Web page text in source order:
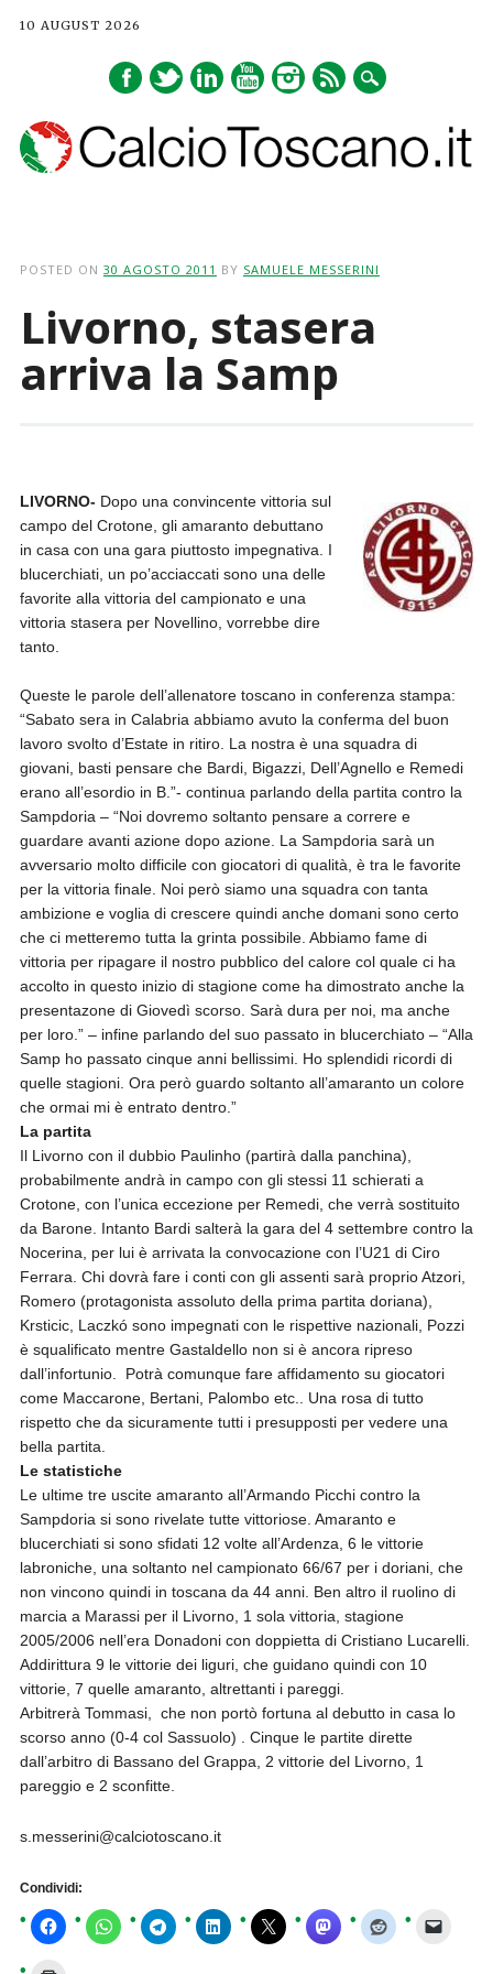
10 AUGUST 2026
POSTED ON 30 AGOSTO 2011 BY SAMUELE MESSERINI
Livorno, stasera
arriva la Samp
LIVORNO- Dopo una convincente vittoria sul
campo del Crotone, gli amaranto debuttano
in casa con una gara piuttosto impegnativa. I
blucerchiati, un po’acciaccati sono una delle
favorite alla vittoria del campionato e una
vittoria stasera per Novellino, vorrebbe dire
tanto.
Queste le parole dell’allenatore toscano in conferenza stampa:
“Sabato sera in Calabria abbiamo avuto la conferma del buon
lavoro svolto d’Estate in ritiro. La nostra è una squadra di
giovani, basti pensare che Bardi, Bigazzi, Dell’Agnello e Remedi
erano all’esordio in B.”- continua parlando della partita contro la
Sampdoria – “Noi dovremo soltanto pensare a correre e
guardare avanti azione dopo azione. La Sampdoria sarà un
avversario molto difficile con giocatori di qualità, è tra le favorite
per la vittoria finale. Noi però siamo una squadra con tanta
ambizione e voglia di crescere quindi anche domani sono certo
che ci metteremo tutta la grinta possibile. Abbiamo fame di
vittoria per ripagare il nostro pubblico del calore col quale ci ha
accolto in questo inizio di stagione come ha dimostrato anche la
presentazone di Giovedì scorso. Sarà dura per noi, ma anche
per loro.” – infine parlando del suo passato in blucerchiato – “Alla
Samp ho passato cinque anni bellissimi. Ho splendidi ricordi di
quelle stagioni. Ora però guardo soltanto all’amaranto un colore
che ormai mi è entrato dentro.”
La partita
Il Livorno con il dubbio Paulinho (partirà dalla panchina),
probabilmente andrà in campo con gli stessi 11 schierati a
Crotone, con l’unica eccezione per Remedi, che verrà sostituito
da Barone. Intanto Bardi salterà la gara del 4 settembre contro la
Nocerina, per lui è arrivata la convocazione con l’U21 di Ciro
Ferrara. Chi dovrà fare i conti con gli assenti sarà proprio Atzori,
Romero (protagonista assoluto della prima partita doriana),
Krsticic, Laczkó sono impegnati con le rispettive nazionali, Pozzi
è squalificato mentre Gastaldello non si è ancora ripreso
dall’infortunio. Potrà comunque fare affidamento su giocatori
come Maccarone, Bertani, Palombo etc.. Una rosa di tutto
rispetto che da sicuramente tutti i presupposti per vedere una
bella partita.
Le statistiche
Le ultime tre uscite amaranto all’Armando Picchi contro la
Sampdoria si sono rivelate tutte vittoriose. Amaranto e
blucerchiati si sono sfidati 12 volte all’Ardenza, 6 le vittorie
labroniche, una soltanto nel campionato 66/67 per i doriani, che
non vincono quindi in toscana da 44 anni. Ben altro il ruolino di
marcia a Marassi per il Livorno, 1 sola vittoria, stagione
2005/2006 nell’era Donadoni con doppietta di Cristiano Lucarelli.
Addirittura 9 le vittorie dei liguri, che guidano quindi con 10
vittorie, 7 quelle amaranto, altrettanti i pareggi.
Arbitrerà Tommasi, che non portò fortuna al debutto in casa lo
scorso anno (0-4 col Sassuolo) . Cinque le partite dirette
dall’arbitro di Bassano del Grappa, 2 vittorie del Livorno, 1
pareggio e 2 sconfitte.
s.messerini@calciotoscano.it
Condividi: